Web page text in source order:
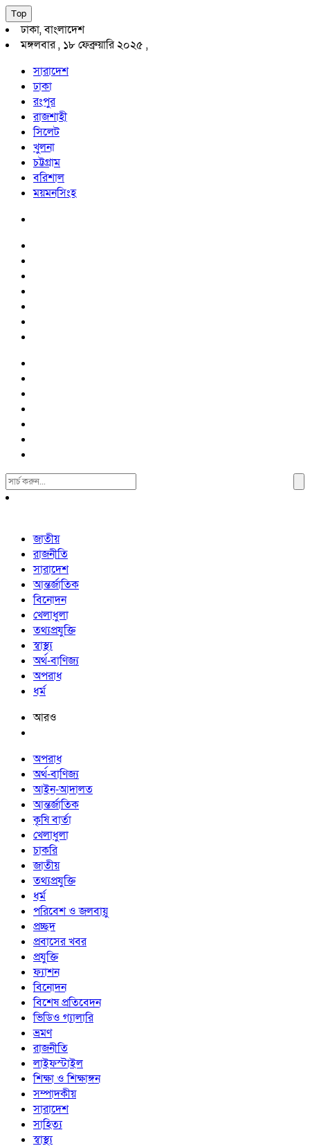
Top
ঢাকা, বাংলাদেশ
মঙ্গলবার , ১৮ ফেব্রুয়ারি ২০২৫ ,
সারাদেশ
ঢাকা
রংপুর
রাজশাহী
সিলেট
খুলনা
চট্টগ্রাম
বরিশাল
ময়মনসিংহ
Search
For:
জাতীয়
রাজনীতি
সারাদেশ
আন্তর্জাতিক
বিনোদন
খেলাধুলা
তথ্যপ্রযুক্তি
স্বাস্থ্য
অর্থ-বাণিজ্য
অপরাধ
ধর্ম
আরও
অপরাধ
অর্থ-বাণিজ্য
আইন-আদালত
আন্তর্জাতিক
কৃষি বার্তা
খেলাধুলা
চাকরি
জাতীয়
তথ্যপ্রযুক্তি
ধর্ম
পরিবেশ ও জলবায়ু
প্রচ্ছদ
প্রবাসের খবর
প্রযুক্তি
ফ্যাশন
বিনোদন
বিশেষ প্রতিবেদন
ভিডিও গ্যালারি
ভ্রমণ
রাজনীতি
লাইফস্টাইল
শিক্ষা ও শিক্ষাঙ্গন
সম্পাদকীয়
সারাদেশ
সাহিত্য
স্বাস্থ্য